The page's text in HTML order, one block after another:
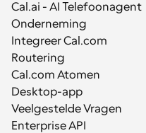
Cal.ai - AI Telefoonagent
Onderneming
Integreer Cal.com
Routering
Cal.com Atomen
Desktop-app
Veelgestelde Vragen
Enterprise API